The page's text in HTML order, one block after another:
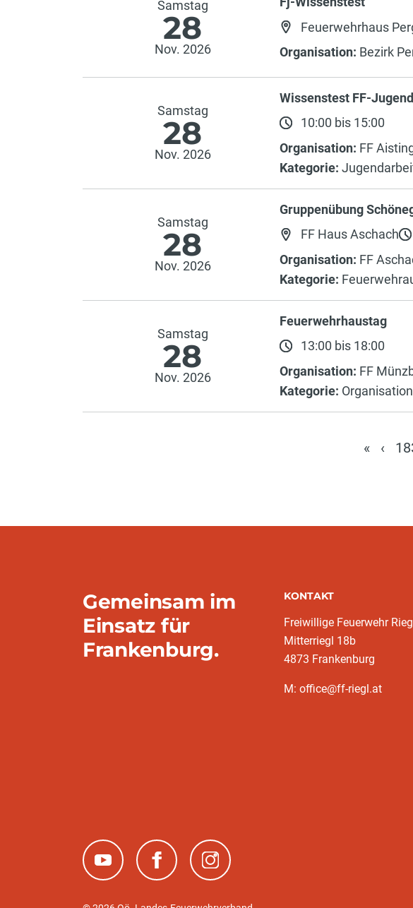
Samstag
28
Nov. 2026
Feuerwehrhaus
Organisation: Bezirk
Samstag
28
Nov. 2026
Wissenstest FF-Jugend
10:00 bis 15:00
Organisation: FF
Kategorie:
Samstag
28
Nov. 2026
Gruppenübung
FF Haus Aschach
Organisation: FF
Kategorie:
Samstag
28
Nov. 2026
Feuerwehrhaustag
13:00 bis 18:00
Organisation: FF
Kategorie: Organisation
« ‹
Gemeinsam im
Einsatz für
Frankenburg.
KONTAKT
Freiwillige Feuerwehr
Mitterriegl 18b
4873 Frankenburg
M: office@ff-riegl.at
(neues Fenster)(neues Fenster)(neues Fenster)